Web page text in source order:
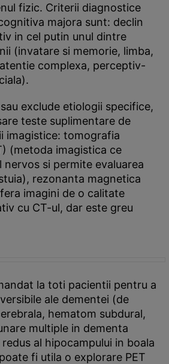
fizic. Criterii diagnostice
majora sunt: declin
in cel putin unul dintre
(invatare si memorie, limba,
complexa, perceptiv-
exclude etiologii specifice,
teste suplimentare de
imagistice: tomografia
(metoda imagistica ce
si permite evaluarea
rezonanta magnetica
imagini de o calitate
cu CT-ul, dar este greu
la toti pacientii pentru a
ale dementei (de
hematom subdural,
multiple in dementa
al hipocampului in boala
fi utila o explorare PET